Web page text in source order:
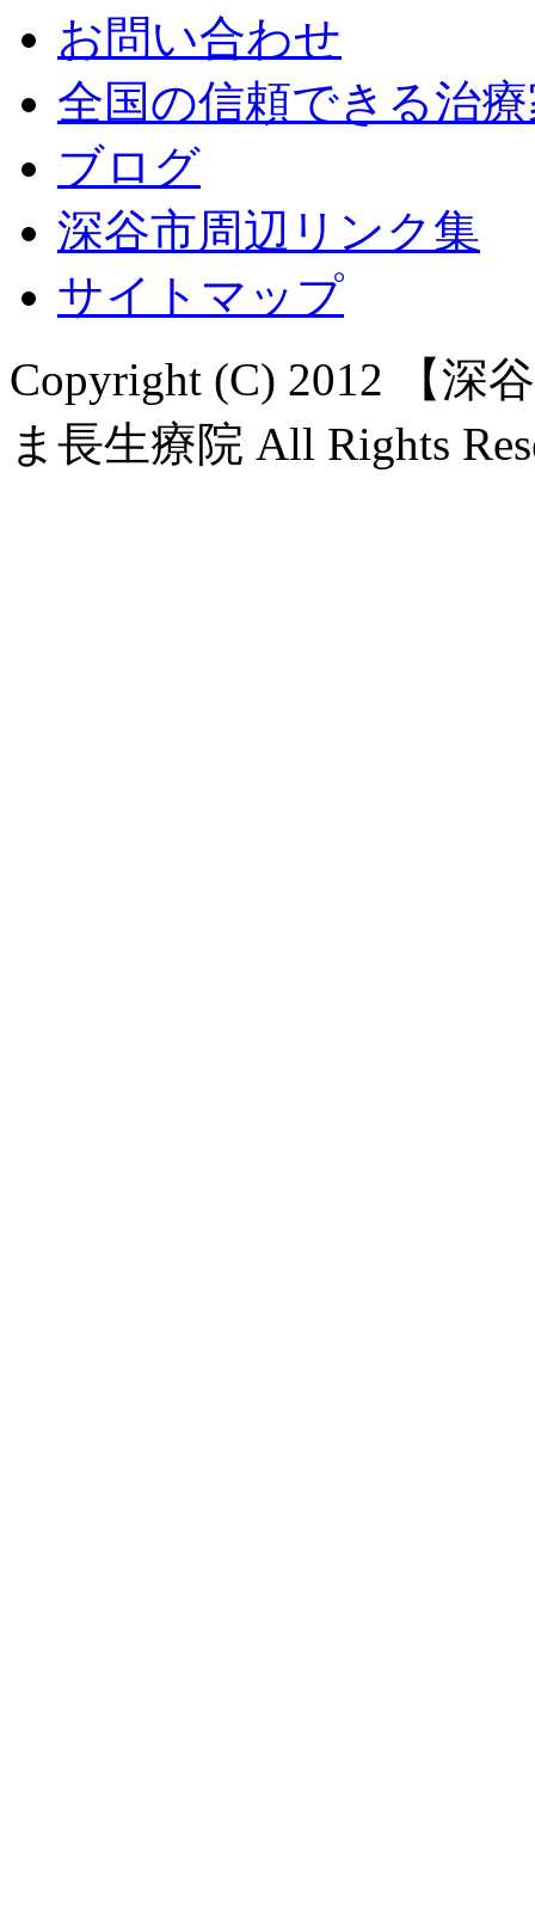
お問い合わせ
全国の信頼できる治
ブログ
深谷市周辺リンク集
サイトマップ
Copyright (C) 2012 【深
ま長生療院 All Rights